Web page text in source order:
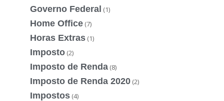
Governo Federal (1)
Home Office (7)
Horas Extras (1)
Imposto (2)
Imposto de Renda (8)
Imposto de Renda 2020 (2)
Impostos (4)